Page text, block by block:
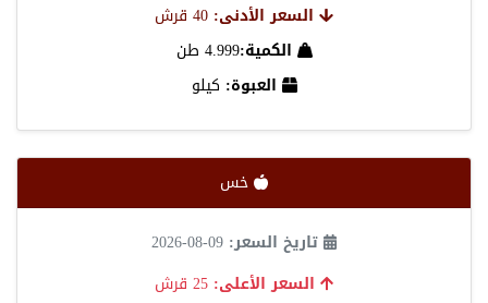
السعر الأدنى:
الكمية:4.999 طن
العبوة: كيلو
خس
تاريخ السعر: 09-08-2026
السعر الأعلى: 25 قرش